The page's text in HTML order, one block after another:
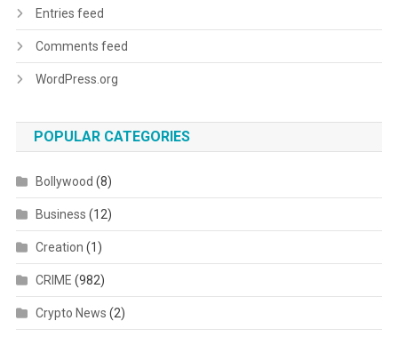
Entries feed
Comments feed
WordPress.org
POPULAR CATEGORIES
Bollywood (8)
Business (12)
Creation (1)
CRIME (982)
Crypto News (2)